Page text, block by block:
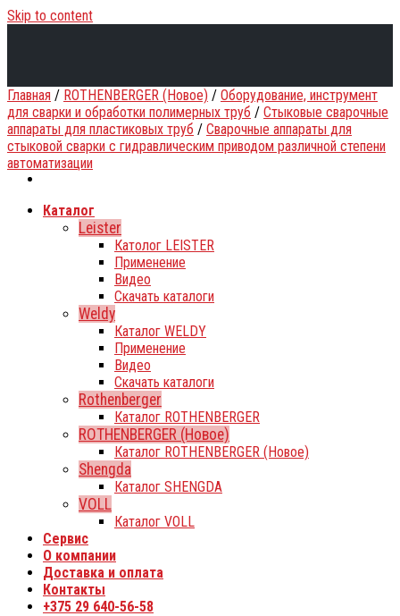
Skip to content
Каталог
Leister
Католог LEISTER
Применение
Видео
Скачать каталоги
Weldy
Каталог WELDY
Применение
Видео
Скачать каталоги
Rothenberger
Каталог ROTHENBERGER
ROTHENBERGER (Новое)
Каталог ROTHENBERGER (Новое)
Shengda
Каталог SHENGDA
VOLL
Каталог VOLL
Сервис
О компании
Доставка и оплата
Контакты
+375 29 640-56-58
Главная / ROTHENBERGER (Новое) / Оборудование, инструмент
для сварки и обработки полимерных труб / Стыковые сварочные
аппараты для пластиковых труб / Сварочные аппараты для
стыковой сварки с гидравлическим приводом различной степени
автоматизации